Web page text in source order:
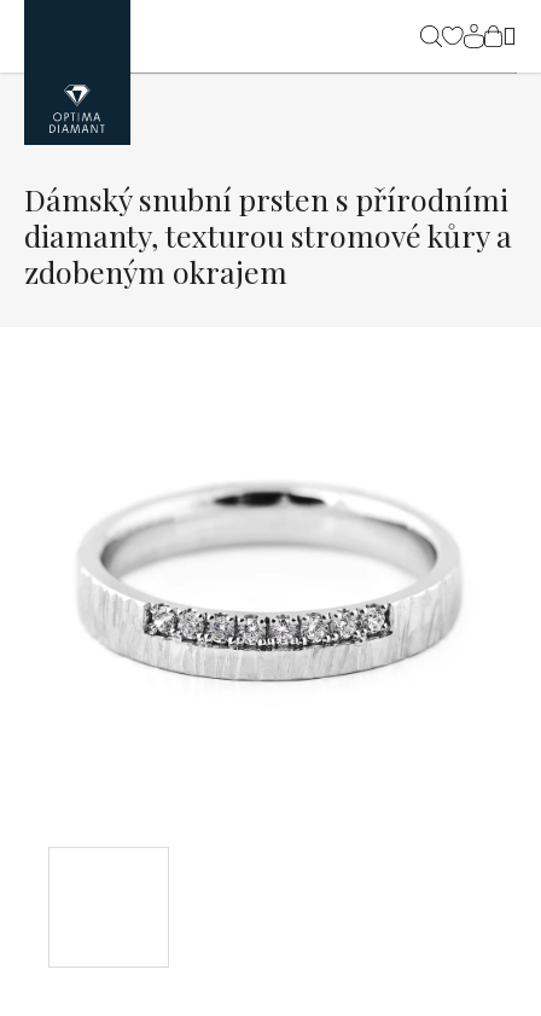
obsah
Dámský snubní prsten s přírodními
diamanty, texturou stromové kůry a
zdobeným okrajem